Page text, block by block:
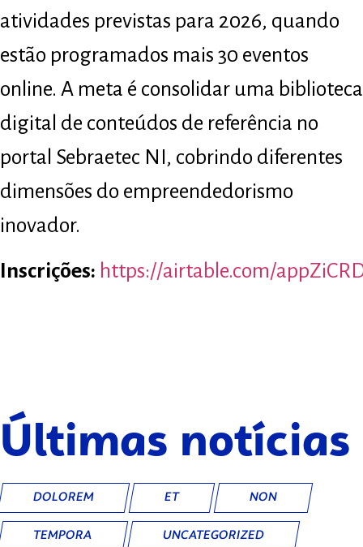
atividades previstas para 2026, quando
estão programados mais 30 eventos
online. A meta é consolidar uma biblioteca
digital de conteúdos de referência no
portal Sebraetec NI, cobrindo diferentes
dimensões do empreendedorismo
inovador.
Inscrições: https://airtable.com/
Últimas notícias
DOLOREM ET NON
TEMPORA UNCATEGORIZED